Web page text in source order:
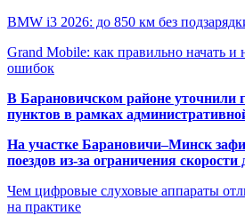
BMW i3 2026: до 850 км без
Grand Mobile: как правильно начать
ошибок
В Барановичском районе уточнили
пунктов в рамках
На участке Барановичи–Минск
поездов из-за ограничения
Чем цифровые слуховые аппараты
на практике